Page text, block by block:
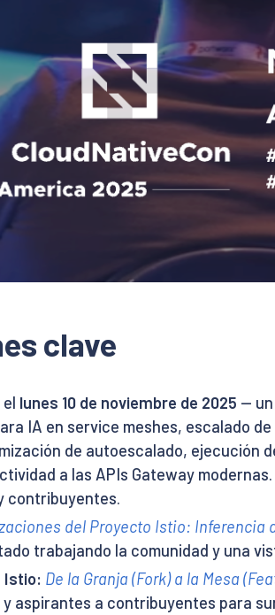
clave
el lunes 10 de noviembre de 2025 —
IA en service meshes, escalado
de autoescalado, ejecución
a las APIs Gateway
contribuyentes.
del Proyecto Istio: Inferencia
trabajando la comunidad y una
Istio: De la Granja (Fork) a la Mesa
aspirantes a contribuyentes para